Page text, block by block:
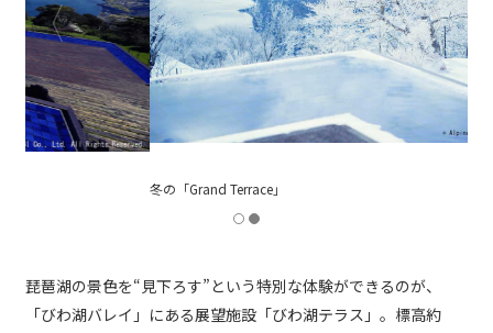
冬の「Grand Terrace」
琵琶湖の景色を“見下ろす”という特別な体験ができるのが、
「びわ湖バレイ」にある展望施設「びわ湖テラス」。標高約